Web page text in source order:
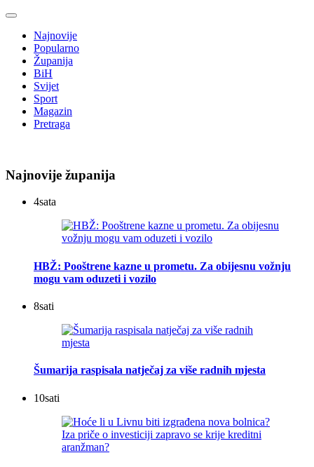
Najnovije
Popularno
Županija
BiH
Svijet
Sport
Magazin
Pretraga
Najnovije županija
4sata
HBŽ: Pooštrene kazne u prometu. Za obijesnu vožnju
mogu vam oduzeti i vozilo
8sati
Šumarija raspisala natječaj za više radnih mjesta
10sati